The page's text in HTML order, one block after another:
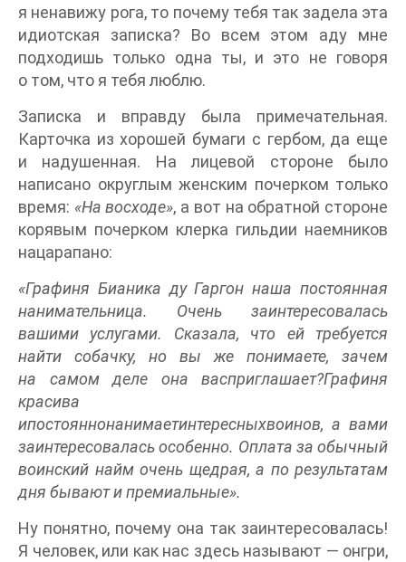
я ненавижу рога, то почему тебя так задела эта
идиотская записка? Во всем этом аду мне
подходишь только одна ты, и это не говоря
о том, что я тебя люблю.
Записка и вправду была примечательная.
Карточка из хорошей бумаги с гербом, да еще
и надушенная. На лицевой стороне было
написано округлым женским почерком только
время: «На восходе», а вот на обратной стороне
корявым почерком клерка гильдии наемников
нацарапано:
«Графиня Бианика ду Гаргон наша постоянная
нанимательница. Очень заинтересовалась
вашими услугами. Сказала, что ей требуется
найти собачку, но вы же понимаете, зачем
на самом деле она васприглашает?Графиня
красива
ипостояннонанимаетинтересныхвоинов, а вами
заинтересовалась особенно. Оплата за обычный
воинский найм очень щедрая, а по результатам
дня бывают и премиальные».
Ну понятно, почему она так заинтересовалась!
Я человек, или как нас здесь называют — онгри,